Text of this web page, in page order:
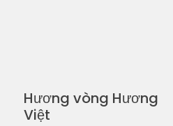
Hương vòng Hương
Việt